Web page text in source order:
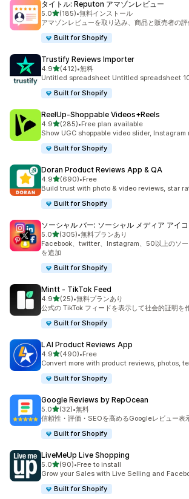
タイトル: Reputon アマゾンレビュー
5.05つ星中
(185)
合計レビュー数：185件
•無料インストール
アマゾンレビューを取り込み、商品と販売者の
Built for Shopify
Trustify Reviews Importer
4.95つ星中
(412)
合計レビュー数：412件
•無料
Untitled spreadsheet Untitled spreadsheet
Built for Shopify
ReelUp‑Shoppable Videos+Reels
4.95つ星中
(285)
合計レビュー数：285件
•Free plan available
Show UGC shoppable video slider, Instagram
Built for Shopify
Doran Product Reviews App & QA
4.95つ星中
(690)
合計レビュー数：690件
•Free
Build trust with photo & video reviews, star
Built for Shopify
ソーシャル バー: ソーシャル メディア アイ
5.05つ星中
(305)
合計レビュー数：305件
•無料プランあり
Facebook、twitter、Instagram、50以上のソー
を追加
Built for Shopify
Mintt ‑ TikTok Feed
4.95つ星中
(25)
合計レビュー数：25件
•無料プランあり
公式の TikTok フィードを表示して社会的証明を
Built for Shopify
LAI Product Reviews App
4.95つ星中
(490)
合計レビュー数：490件
•Free
Convert more with product reviews, photos,
Built for Shopify
Google Reviews by RepOcean
5.05つ星中
(32)
合計レビュー数：32件
•無料
信頼性・評価・SEOを高めるGoogleレビュー表
Built for Shopify
LiveMeUp Live Shopping
5.05つ星中
(90)
合計レビュー数：90件
•Free to install
Grow your Sales with Live Selling and
Built for Shopify